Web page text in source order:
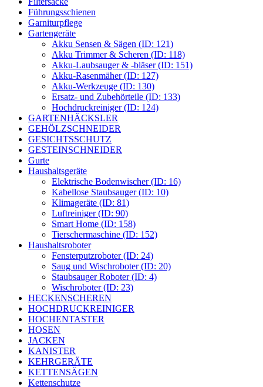
Führungsschienen
Garniturpflege
Gartengeräte
Akku Sensen & Sägen (ID: 121)
Akku Trimmer & Scheren (ID: 118)
Akku-Laubsauger & -bläser (ID: 151)
Akku-Rasenmäher (ID: 127)
Akku-Werkzeuge (ID: 130)
Ersatz- und Zubehörteile (ID: 133)
Hochdruckreiniger (ID: 124)
GARTENHÄCKSLER
GEHÖLZSCHNEIDER
GESICHTSSCHUTZ
GESTEINSCHNEIDER
Gurte
Haushaltsgeräte
Elektrische Bodenwischer (ID: 16)
Kabellose Staubsauger (ID: 10)
Klimageräte (ID: 81)
Luftreiniger (ID: 90)
Smart Home (ID: 158)
Tierschermaschine (ID: 152)
Haushaltsroboter
Fensterputzroboter (ID: 24)
Saug und Wischroboter (ID: 20)
Staubsauger Roboter (ID: 4)
Wischroboter (ID: 23)
HECKENSCHEREN
HOCHDRUCKREINIGER
HOCHENTASTER
HOSEN
JACKEN
KANISTER
KEHRGERÄTE
KETTENSÄGEN
Kettenschutze